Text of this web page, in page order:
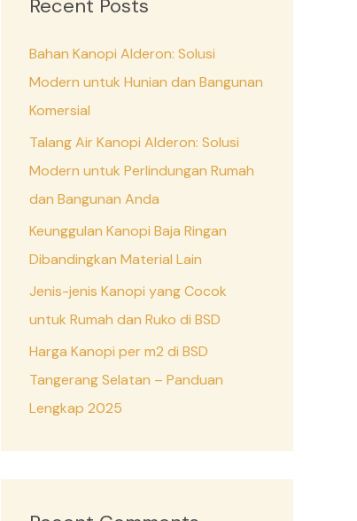
f
o
r
:
Recent Posts
Bahan Kanopi Alderon: Solusi
Modern untuk Hunian dan Bangunan
Komersial
Talang Air Kanopi Alderon: Solusi
Modern untuk Perlindungan Rumah
dan Bangunan Anda
Keunggulan Kanopi Baja Ringan
Dibandingkan Material Lain
Jenis-jenis Kanopi yang Cocok
untuk Rumah dan Ruko di BSD
Harga Kanopi per m2 di BSD
Tangerang Selatan – Panduan
Lengkap 2025